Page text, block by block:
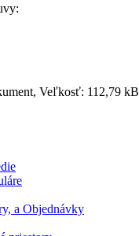
Veľkosť: 112,79 kB
a Objednávky